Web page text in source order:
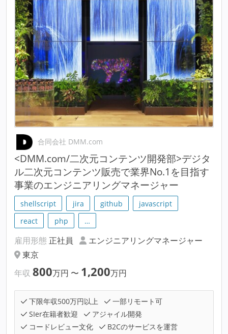
合同会社 DMM.com
<DMM.com/二次元コンテンツ開発部>デジタ
ル二次元コンテンツ販売で業界No.1を目指す
事業のエンジニアリングマネージャー
shellscript jira github
javascript
react
php …
雇用形態 正社員
エンジニアリングマネージャー
東京
年収 800万円 〜 1,200万円
下限年収500万円以上
一部リモート可
SIer在籍者歓迎
アジャイル開発
コードレビュー文化
B2Cのサービスを運営